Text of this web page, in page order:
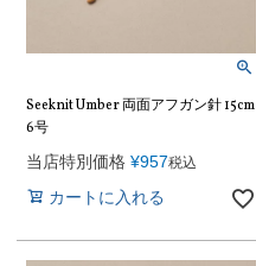
Seeknit Umber 両面アフガン針 15cm
6号
当店特別価格 ¥957税込
カートに入れる